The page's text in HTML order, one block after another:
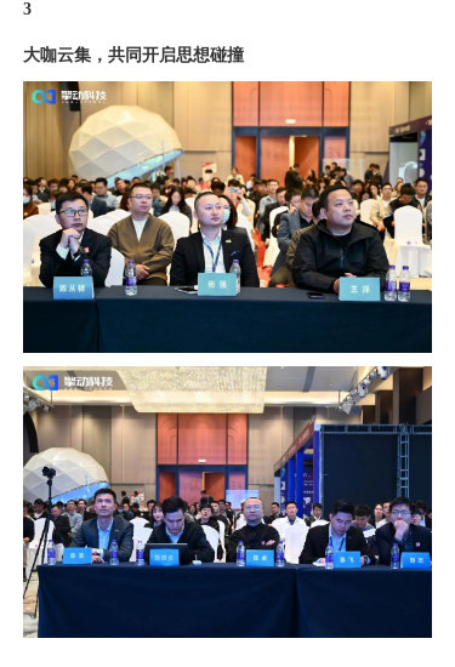
3
大咖云集，共同开启思想碰撞